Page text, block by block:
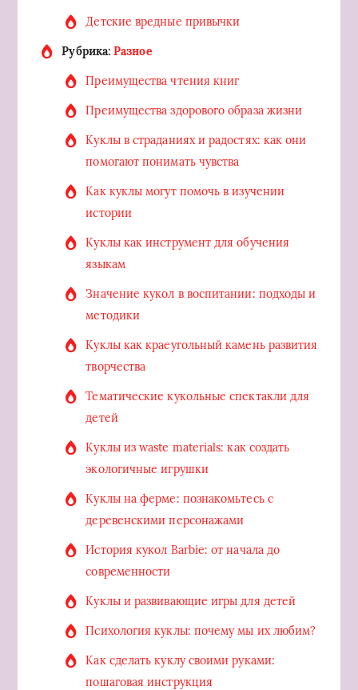
Детские вредные привычки
Рубрика:Разное
Преимущества чтения книг
Преимущества здорового образа жизни
Куклы в страданиях и радостях: как они
помогают понимать чувства
Как куклы могут помочь в изучении
истории
Куклы как инструмент для обучения
языкам
Значение кукол в воспитании: подходы и
методики
Куклы как краеугольный камень развития
творчества
Тематические кукольные спектакли для
детей
Куклы из waste materials: как создать
экологичные игрушки
Куклы на ферме: познакомьтесь с
деревенскими персонажами
История кукол Barbie: от начала до
современности
Куклы и развивающие игры для детей
Психология куклы: почему мы их любим?
Как сделать куклу своими руками:
пошаговая инструкция